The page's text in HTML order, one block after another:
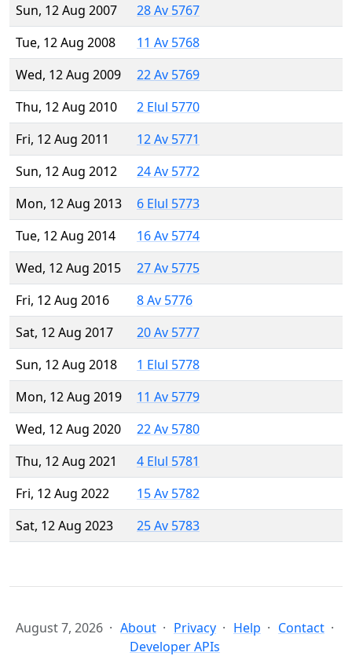
Sun, 12 Aug 2007
28 Av 5767
Tue, 12 Aug 2008
11 Av 5768
Wed, 12 Aug 2009
22 Av 5769
Thu, 12 Aug 2010
2 Elul 5770
Fri, 12 Aug 2011
12 Av 5771
Sun, 12 Aug 2012
24 Av 5772
Mon, 12 Aug 2013
6 Elul 5773
Tue, 12 Aug 2014
16 Av 5774
Wed, 12 Aug 2015
27 Av 5775
Fri, 12 Aug 2016
8 Av 5776
Sat, 12 Aug 2017
20 Av 5777
Sun, 12 Aug 2018
1 Elul 5778
Mon, 12 Aug 2019
11 Av 5779
Wed, 12 Aug 2020
22 Av 5780
Thu, 12 Aug 2021
4 Elul 5781
Fri, 12 Aug 2022
15 Av 5782
Sat, 12 Aug 2023
25 Av 5783
August 7, 2026 About Privacy Help
Contact
Developer APIs